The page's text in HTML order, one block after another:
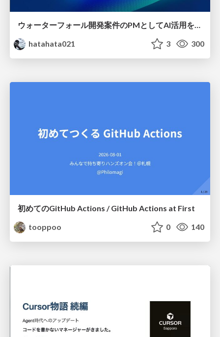
ウォーターフォール開発案件のPMとしてAI活用を模索している話
hatahata021
3 300
初めてのGitHub Actions / GitHub Actions at First
tooppoo
0 140